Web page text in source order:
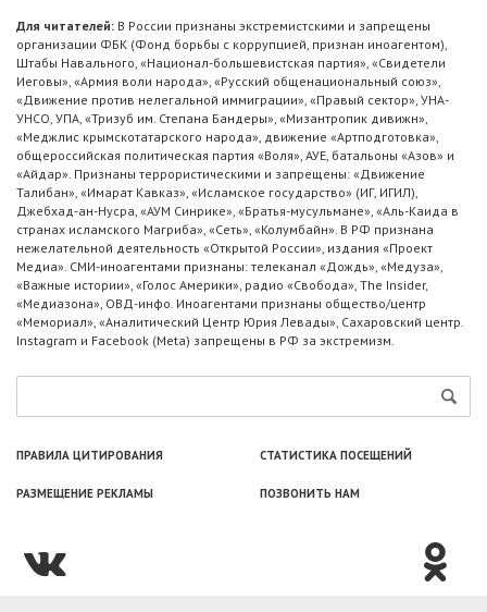
Для читателей: В России признаны экстремистскими и запрещены
организации ФБК (Фонд борьбы с коррупцией, признан иноагентом),
Штабы Навального, «Национал-большевистская партия», «Свидетели
Иеговы», «Армия воли народа», «Русский общенациональный союз»,
«Движение против нелегальной иммиграции», «Правый сектор», УНА-
УНСО, УПА, «Тризуб им. Степана Бандеры», «Мизантропик дивижн»,
«Меджлис крымскотатарского народа», движение «Артподготовка»,
общероссийская политическая партия «Воля», АУЕ, батальоны «Азов» и
«Айдар». Признаны террористическими и запрещены: «Движение
Талибан», «Имарат Кавказ», «Исламское государство» (ИГ, ИГИЛ),
Джебхад-ан-Нусра, «АУМ Синрике», «Братья-мусульмане», «Аль-Каида в
странах исламского Магриба», «Сеть», «Колумбайн». В РФ признана
нежелательной деятельность «Открытой России», издания «Проект
Медиа». СМИ-иноагентами признаны: телеканал «Дождь», «Медуза»,
«Важные истории», «Голос Америки», радио «Свобода», The Insider,
«Медиазона», ОВД-инфо. Иноагентами признаны общество/центр
«Мемориал», «Аналитический Центр Юрия Левады», Сахаровский центр.
Instagram и Facebook (Metа) запрещены в РФ за экстремизм.
ПРАВИЛА ЦИТИРОВАНИЯ СТАТИСТИКА ПОСЕЩЕНИЙ
РАЗМЕЩЕНИЕ РЕКЛАМЫ ПОЗВОНИТЬ НАМ